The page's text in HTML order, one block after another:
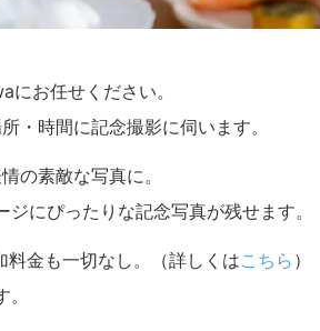
お任せください。
・時間に記念撮影に伺います。
の素敵な写真に。
にぴったりな記念写真が残せます。
金も一切なし。（詳しくはこちら ）